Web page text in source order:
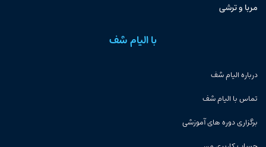
مربا و ترشی
با الیام شف
درباره الیام شف
تماس با الیام شف
برگزاری دوره های آموزشی